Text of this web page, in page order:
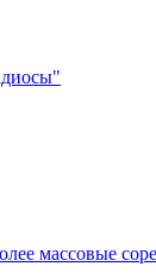
массовые